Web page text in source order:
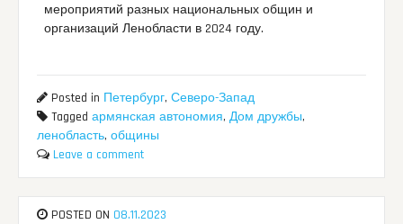
мероприятий разных национальных общин и
организаций Ленобласти в 2024 году.
Posted in Петербург,Северо-Запад
Taggedармянская автономия,Дом дружбы,
ленобласть,общины
Leave a comment
POSTED ON 08.11.2023